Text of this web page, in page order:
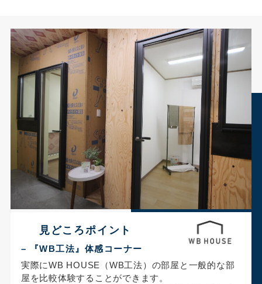
見どころポイント
– 『WB工法』体感コーナー
実際にWB HOUSE（WB工法）の部屋と一般的な部
屋を比較体験することができます。